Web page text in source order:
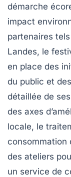
démarche
impact
partenaires
Landes, le
en place des
du public et
détaillée de
des axes
locale, le
consommation
des ateliers
un service de